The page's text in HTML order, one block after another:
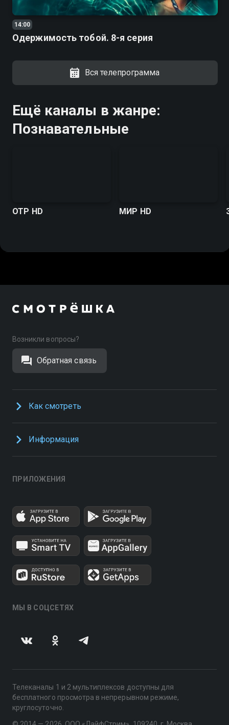
14:00
Одержимость тобой. 8-я серия
Вся телепрограмма
Ещё каналы в жанре:
Познавательные
ОТР HD МИР HD
Возникли вопросы?
Обратная связь
Как смотреть
Информация
ПРИЛОЖЕНИЯ
МЫ В СОЦСЕТЯХ
Телеканалы 1 и 2 мультиплексов доступны для
бесплатного просмотра в непрерывном режиме,
круглосуточно.